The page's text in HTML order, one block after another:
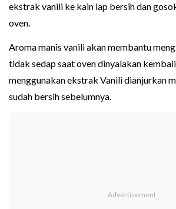
ekstrak vanili ke kain lap bersih dan
oven.
Aroma manis vanili akan membantu
tidak sedap saat oven dinyalakan
menggunakan ekstrak Vanili dianjurkan
sudah bersih sebelumnya.